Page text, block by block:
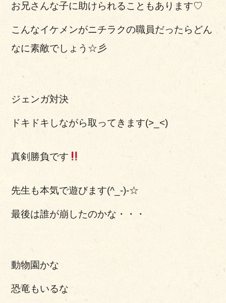
お兄さんな子に助けられることもあります♡
こんなイケメンがニチラクの職員だったらどん
なに素敵でしょう☆彡
ジェンガ対決
ドキドキしながら取ってきます(>_<)
真剣勝負です
先生も本気で遊びます(^_-)-☆
最後は誰が崩したのかな・・・
動物園かな
恐竜もいるな